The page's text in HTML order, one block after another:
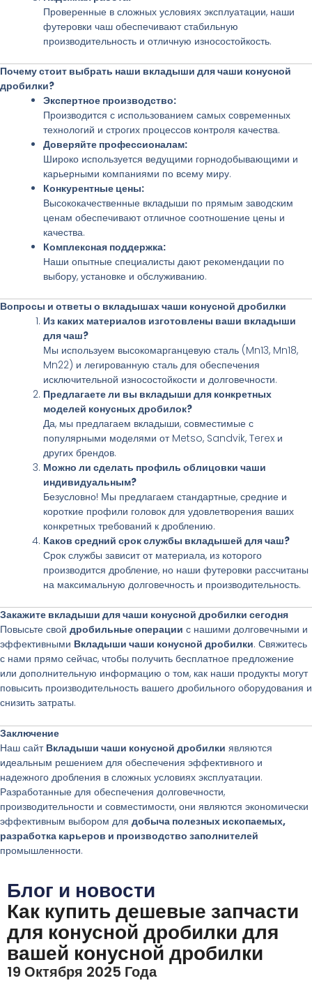
Проверенные в сложных условиях эксплуатации, наши
футеровки чаш обеспечивают стабильную
производительность и отличную износостойкость.
Почему стоит выбрать наши вкладыши для чаши конусной
дробилки?
Экспертное производство:
Производится с использованием самых современных
технологий и строгих процессов контроля качества.
Доверяйте профессионалам:
Широко используется ведущими горнодобывающими и
карьерными компаниями по всему миру.
Конкурентные цены:
Высококачественные вкладыши по прямым заводским
ценам обеспечивают отличное соотношение цены и
качества.
Комплексная поддержка:
Наши опытные специалисты дают рекомендации по
выбору, установке и обслуживанию.
Вопросы и ответы о вкладышах чаши конусной дробилки
Из каких материалов изготовлены ваши вкладыши
для чаш?
Мы используем высокомарганцевую сталь (Mn13, Mn18,
Mn22) и легированную сталь для обеспечения
исключительной износостойкости и долговечности.
Предлагаете ли вы вкладыши для конкретных
моделей конусных дробилок?
Да, мы предлагаем вкладыши, совместимые с
популярными моделями от Metso, Sandvik, Terex и
других брендов.
Можно ли сделать профиль облицовки чаши
индивидуальным?
Безусловно! Мы предлагаем стандартные, средние и
короткие профили головок для удовлетворения ваших
конкретных требований к дроблению.
Каков средний срок службы вкладышей для чаш?
Срок службы зависит от материала, из которого
производится дробление, но наши футеровки рассчитаны
на максимальную долговечность и производительность.
Закажите вкладыши для чаши конусной дробилки сегодня
Повысьте свой дробильные операции с нашими долговечными и
эффективными Вкладыши чаши конусной дробилки. Свяжитесь
с нами прямо сейчас, чтобы получить бесплатное предложение
или дополнительную информацию о том, как наши продукты могут
повысить производительность вашего дробильного оборудования и
снизить затраты.
Заключение
Наш сайт Вкладыши чаши конусной дробилки являются
идеальным решением для обеспечения эффективного и
надежного дробления в сложных условиях эксплуатации.
Разработанные для обеспечения долговечности,
производительности и совместимости, они являются экономически
эффективным выбором для добыча полезных ископаемых,
разработка карьеров и производство заполнителей
промышленности.
Блог и новости
Как купить дешевые запчасти
для конусной дробилки для
вашей конусной дробилки
19 Октября 2025 Года